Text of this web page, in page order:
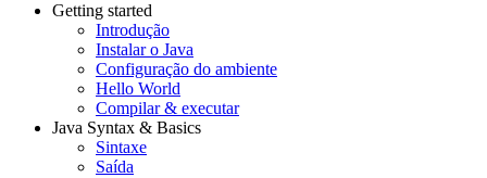
Getting started
Introdução
Instalar o Java
Configuração do ambiente
Hello World
Compilar & executar
Java Syntax & Basics
Sintaxe
Saída